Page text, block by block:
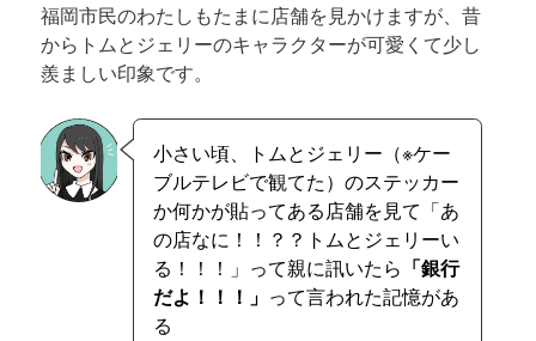
福岡市民のわたしもたまに店舗を見かけますが、昔
からトムとジェリーのキャラクターが可愛くて少し
羨ましい印象です。
小さい頃、トムとジェリー（※ケー
ブルテレビで観てた）のステッカー
か何かが貼ってある店舗を見て「あ
の店なに！！？？トムとジェリーい
る！！！」って親に訊いたら 「銀行
だよ！！！」 って言われた記憶があ
る